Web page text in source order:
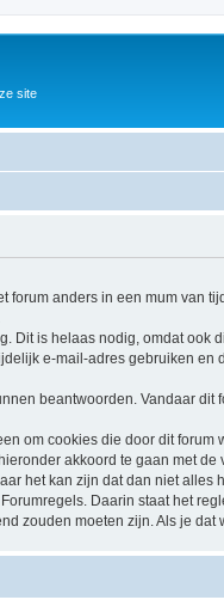
site
anders in een mum van
is helaas nodig, omdat
e-mail-adres gebruiken
beantwoorden. Vandaar
om cookies die door dit
akkoord te gaan met
het kan zijn dat dan niet
Daarin staat het
zouden moeten zijn. Als je dat